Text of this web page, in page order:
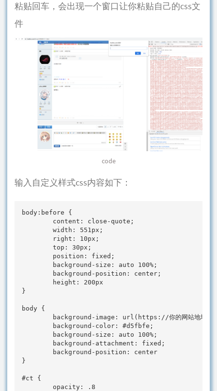
粘贴回车，会出现一个窗口让你粘贴自己的css文
件
code
输入自定义样式css内容如下：
body:before {
        content: close-quote;
        width: 551px;
        right: 10px;
        top: 30px;
        position: fixed;
        background-size: auto 100%;
        background-position: center;
        height: 200px
}
body {
background-image: url(https://你的网站地址/
        background-color: #d5fbfe;
        background-size: auto 100%;
        background-attachment: fixed;
        background-position: center
}
#ct {
        opacity: .8